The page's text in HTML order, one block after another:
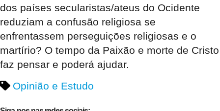
dos países secularistas/ateus do Ocidente
reduziam a confusão religiosa se
enfrentassem perseguições religiosas e o
martírio? O tempo da Paixão e morte de Cristo
faz pensar e poderá ajudar.
Opinião e Estudo